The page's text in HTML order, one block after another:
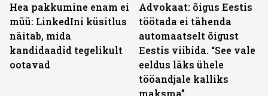
Hea pakkumine enam ei
müü: LinkedIni küsitlus
näitab, mida
kandidaadid tegelikult
ootavad
Advokaat: õigus Eestis
töötada ei tähenda
automaatselt õigust
Eestis viibida. “See vale
eeldus läks ühele
tööandjale kalliks
maksma”